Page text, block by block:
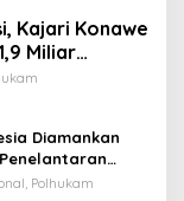
Kajari Konawe
Miliar
Diamankan
Baru
Polhukam